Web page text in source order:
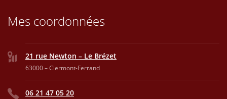
Mes coordonnées
21 rue Newton – Le Brézet
63000 – Clermont-Ferrand
06 21 47 05 20